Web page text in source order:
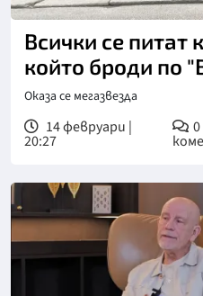
Всички се питат
който броди по
Оказа се мегазвезда
14 февруари |
20:27
0